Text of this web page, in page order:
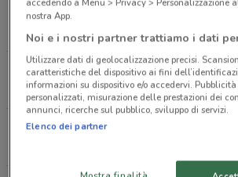
Via Rapagnano, 95 Roma
7.2 km
Via Gualdo Tadino, 37/41 Roma
8.6 km
Piazzale dello sport, 6 Marino
nostra App.
Noi e i nostri partner trattiamo i dati
Utilizzare dati di geolocalizzazione precisi.
caratteristiche del dispositivo ai fini
informazioni su dispositivo e/o accedervi.
personalizzati, misurazione delle prestazioni dei
annunci, ricerche sul pubblico, sviluppo di servizi.
Elenco dei partner